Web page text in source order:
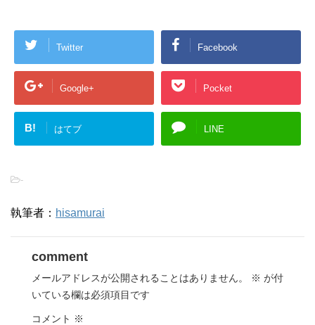
Twitter Facebook
Google+ Pocket
B! はてブ LINE
-
執筆者： hisamurai
comment
メールアドレスが公開されることはありません。 ※ が付
いている欄は必須項目です
コメント ※